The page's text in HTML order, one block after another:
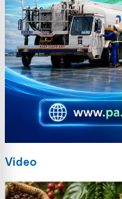
Video